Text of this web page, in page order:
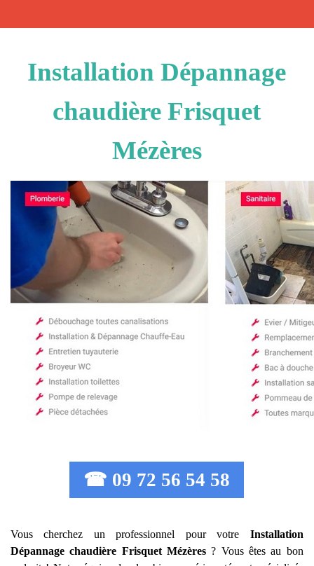
Installation Dépannage
chaudière Frisquet
Mézères
☎ 09 72 56 54 58
Vous cherchez un professionnel pour votre Installation
Dépannage chaudière Frisquet Mézères ? Vous êtes au bon